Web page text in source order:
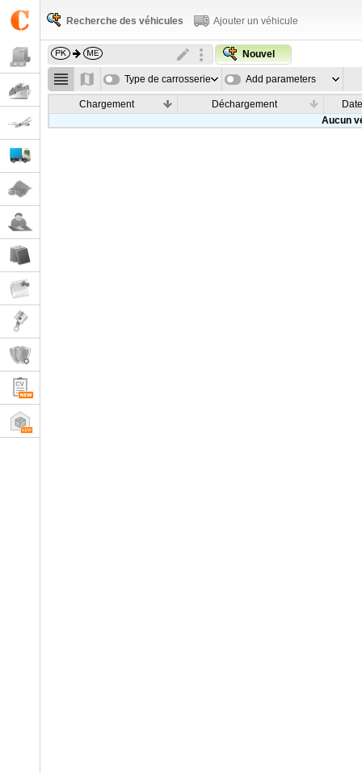
Recherche des véhicules Ajouter un véhicule
Nouvel
Type de carrosserie Add parameters
Chargement Déchargement
Aucun